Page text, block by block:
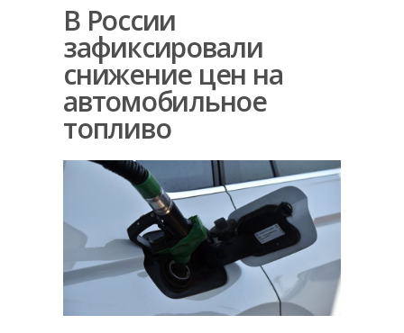
В России
зафиксировали
снижение цен на
автомобильное
топливо